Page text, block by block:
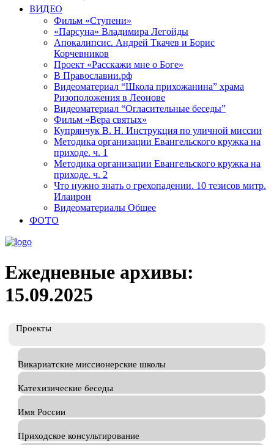
ВИДЕО
Фильм «Ступени»
«Парсуна» Владимира Легойды
Апокалипсис. Андрей Ткачев и Борис
Корчевников
Проект «Расскажи мне о Боге»
В Православии.рф
Видеоматериал “Школа прихожанина” храма
Ризоположения в Леонове
Видеоматериал “Огласительные беседы”
Фильм «Вера святых»
Купрянчук В. Н. Инструкция по уличной миссии
Методика организации Евангельского кружка на
приходе. ч. 1
Методика организации Евангельского кружка на
приходе. ч. 2
Что нужно знать о грехопадении. 10 тезисов митр.
Илаирон
Видеоматериалы Общее
ФОТО
Ежедневные архивы:
15.09.2025
Проекты
Викариатские миссионерские школы
Катехизические беседы
Имя России
Приходское консультирование